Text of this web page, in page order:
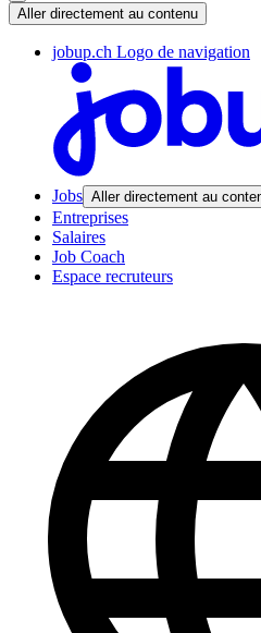
Aller directement au contenu
jobup.ch Logo de navigation
Jobs Aller directement au
Entreprises
Salaires
Job Coach
Espace recruteurs